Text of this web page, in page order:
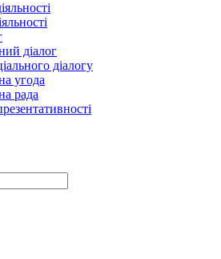
діалог
діалогу
угода
рада